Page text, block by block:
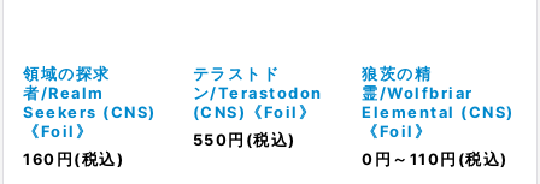
領域の探求
者/Realm
Seekers (CNS)
《Foil》
160 円 (税込)
テラストド
ン/Terastodon
(CNS)《Foil》
550 円 (税込)
狼茨の精
霊/Wolfbriar
Elemental (CNS)
《Foil》
0 円 ～110 円 (税込)